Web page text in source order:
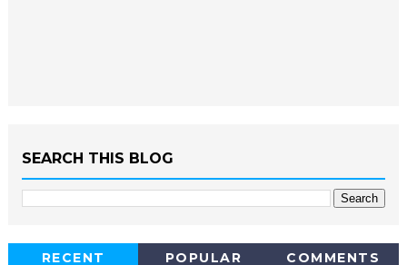
SEARCH THIS BLOG
RECENT POPULAR COMMENTS